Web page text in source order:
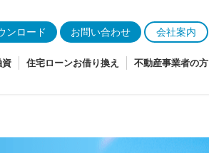
ンロード お問い合わせ 会社案内
資 住宅ローンお借り換え 不動産事業者の方